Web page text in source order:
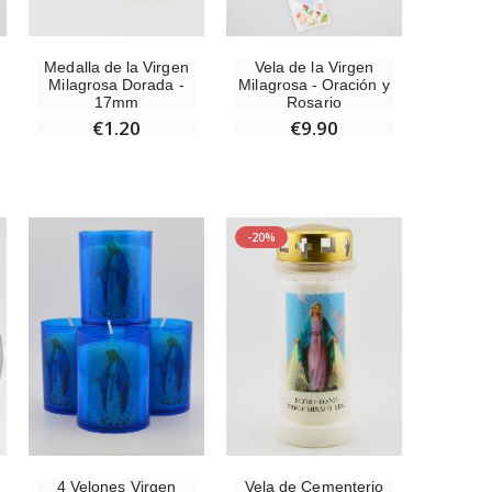
Medalla de la Virgen
Milagrosa Dorada -
17mm
€1.20
Vela de la Virgen
Milagrosa - Oración y
Rosario
€9.90
4 Velones Virgen
-20%
Vela de Cementerio